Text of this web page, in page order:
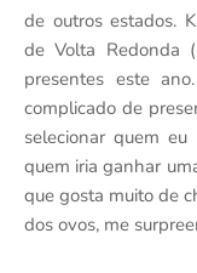
de outros estados.
de Volta Redonda
presentes este
complicado de
selecionar quem
quem iria ganhar
que gosta muito de
dos ovos, me